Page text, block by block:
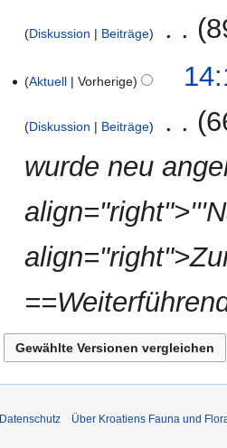
Diskussion Beiträge
e
n
B
e
r
e
t
n
g
u
Aktuell Vorherige
Diskussion Beiträge
wurde neu
Datenschutz Über Kroatiens Fauna und